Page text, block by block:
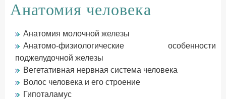
ДЕТЯМ
Анатомия человека
Анатомия молочной железы
Анатомо-физиологические особенности
поджелудочной железы
Вегетативная нервная система человека
Волос человека и его строение
Гипоталамус